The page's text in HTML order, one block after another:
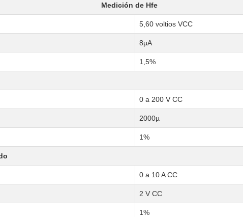
Medición de Hfe
5,60 voltios VCC
8µA
1,5%
0 a 200 V CC
2000µ
1%
0 a 10 A CC
2 V CC
1%